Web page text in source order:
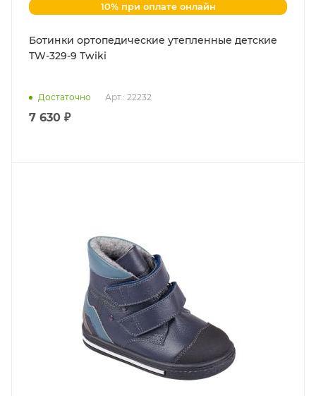
10% при оплате онлайн
Ботинки ортопедические утепленные детские
TW-329-9 Twiki
Достаточно Арт.: 22232
7 630 ₽